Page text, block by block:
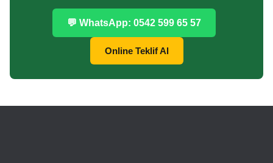
💬 WhatsApp: 0542 599 65 57
Online Teklif Al